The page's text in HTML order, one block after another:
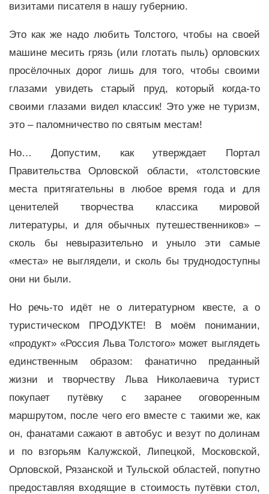
визитами писателя в нашу губернию.
Это как же надо любить Толстого, чтобы на своей
машине месить грязь (или глотать пыль) орловских
просёлочных дорог лишь для того, чтобы своими
глазами увидеть старый пруд, который когда-то
своими глазами видел классик! Это уже не туризм,
это – паломничество по святым местам!
Но… Допустим, как утверждает Портал
Правительства Орловской области, «толстовские
места притягательны в любое время года и для
ценителей творчества классика мировой
литературы, и для обычных путешественников» –
сколь бы невыразительно и уныло эти самые
«места» не выглядели, и сколь бы труднодоступны
они ни были.
Но речь-то идёт не о литературном квесте, а о
туристическом ПРОДУКТЕ! В моём понимании,
«продукт» «Россия Льва Толстого» может выглядеть
единственным образом: фанатично преданный
жизни и творчеству Льва Николаевича турист
покупает путёвку с заранее оговоренным
маршрутом, после чего его вместе с такими же, как
он, фанатами сажают в автобус и везут по долинам
и по взгорьям Калужской, Липецкой, Московской,
Орловской, Рязанской и Тульской областей, попутно
предоставляя входящие в стоимость путёвки стол,